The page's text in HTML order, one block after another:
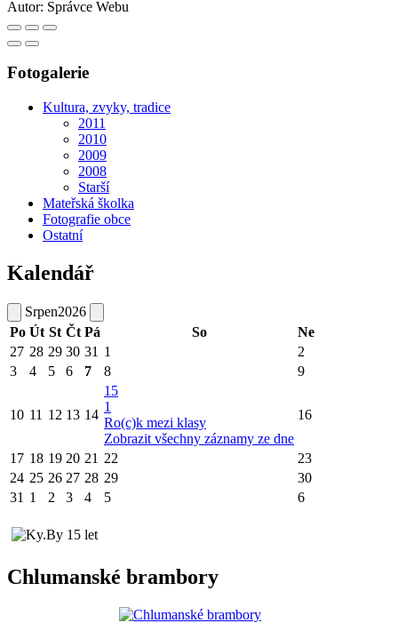
Autor: Správce Webu
Fotogalerie
Kultura, zvyky, tradice
2011
2010
2009
2008
Starší
Mateřská školka
Fotografie obce
Ostatní
Kalendář
Srpen2026
Po Út St Čt Pá So
Ne
27 28 29 30 31 1
2
3
4 5 6 7 8 9
10 11 12 13 14
15
1
Ro(c)k mezi klasy
Zobrazit všechny záznamy ze dne
16
17 18 19 20 21 22
23
24 25 26 27 28 29
30
31 1 2 3 4 5 6
Chlumanské brambory